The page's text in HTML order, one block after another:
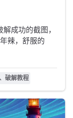
成功的截图，
辣，舒服的
破解教程